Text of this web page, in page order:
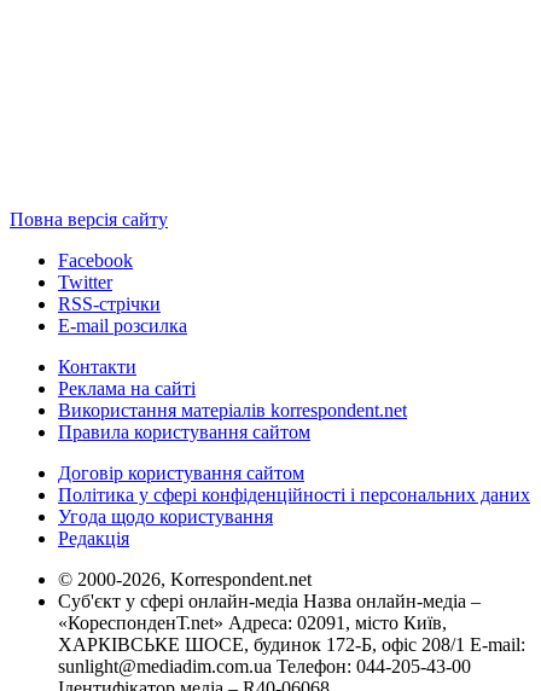
Повна версія сайту
Facebook
Twitter
RSS-стрічки
E-mail розсилка
Контакти
Реклама на сайті
Використання матеріалів korrespondent.net
Правила користування сайтом
Договір користування сайтом
Політика у сфері конфіденційності і персональних даних
Угода щодо користування
Редакція
© 2000-2026, Korrespondent.net
Суб'єкт у сфері онлайн-медіа Назва онлайн-медіа –
«КореспонденТ.net» Адреса: 02091, місто Київ,
ХАРКІВСЬКЕ ШОСЕ, будинок 172-Б, офіс 208/1 E-mail:
sunlight@mediadim.com.ua Телефон: 044-205-43-00